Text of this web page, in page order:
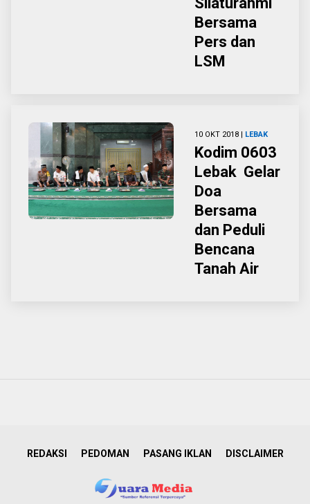
Bersama
Pers dan
LSM
10 OKT 2018 | LEBAK
Kodim 0603
Lebak Gelar
Doa
Bersama
dan Peduli
Bencana
Tanah Air
REDAKSI PEDOMAN PASANG IKLAN DISCLAIMER